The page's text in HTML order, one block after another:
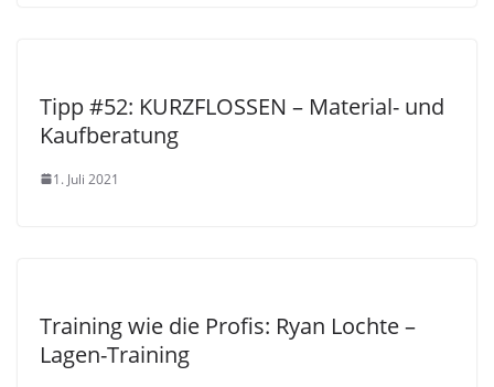
Tipp #52: KURZFLOSSEN – Material- und
Kaufberatung
1. Juli 2021
Training wie die Profis: Ryan Lochte –
Lagen-Training